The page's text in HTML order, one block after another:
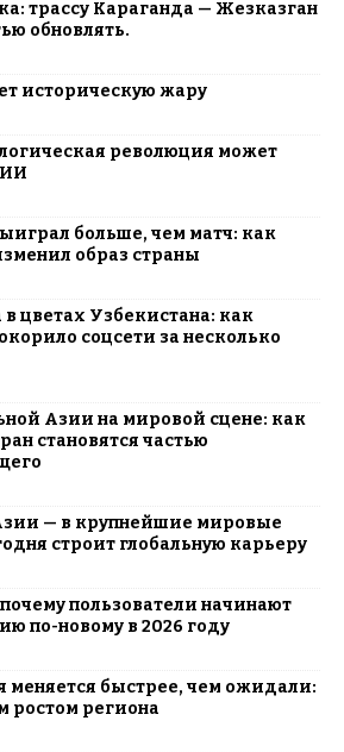
трассу Караганда — Жезказган
обновлять.
историческую жару
революция может
ИИ
больше, чем матч: как
образ страны
цветах Узбекистана: как
соцсети за несколько
Азии на мировой сцене: как
становятся частью
— в крупнейшие мировые
строит глобальную карьеру
пользователи начинают
по-новому в 2026 году
меняется быстрее, чем ожидали:
ростом региона